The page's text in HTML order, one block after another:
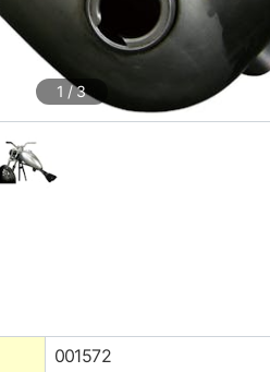
1 /3
001572